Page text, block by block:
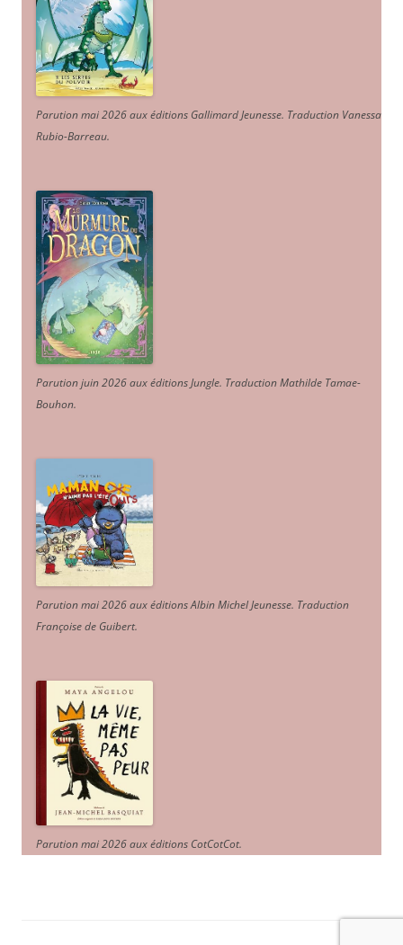
Parution mai 2026 aux éditions Gallimard Jeunesse. Traduction Vanessa
Rubio-Barreau.
Parution juin 2026 aux éditions Jungle. Traduction Mathilde Tamae-
Bouhon.
Parution mai 2026 aux éditions Albin Michel Jeunesse. Traduction
Françoise de Guibert.
Parution mai 2026 aux éditions CotCotCot.